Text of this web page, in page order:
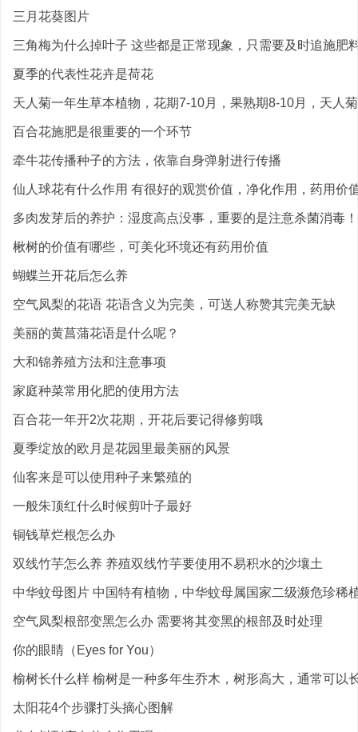
三月花葵图片
三角梅为什么掉叶子 这些都是正常现象，只需要及时追施肥
夏季的代表性花卉是荷花
天人菊一年生草本植物，花期7-10月，果熟期8-10月，天人
百合花施肥是很重要的一个环节
牵牛花传播种子的方法，依靠自身弹射进行传播
仙人球花有什么作用 有很好的观赏价值，净化作用，药用价
多肉发芽后的养护：湿度高点没事，重要的是注意杀菌消毒！
楸树的价值有哪些，可美化环境还有药用价值
蝴蝶兰开花后怎么养
空气凤梨的花语 花语含义为完美，可送人称赞其完美无缺
美丽的黄菖蒲花语是什么呢？
大和锦养殖方法和注意事项
家庭种菜常用化肥的使用方法
百合花一年开2次花期，开花后要记得修剪哦
夏季绽放的欧月是花园里最美丽的风景
仙客来是可以使用种子来繁殖的
一般朱顶红什么时候剪叶子最好
铜钱草烂根怎么办
双线竹芋怎么养 养殖双线竹芋要使用不易积水的沙壤土
中华蚊母图片 中国特有植物，中华蚊母属国家二级濒危珍稀
空气凤梨根部变黑怎么办 需要将其变黑的根部及时处理
你的眼睛（Eyes for You）
榆树长什么样 榆树是一种多年生乔木，树形高大，通常可以
太阳花4个步骤打头摘心图解